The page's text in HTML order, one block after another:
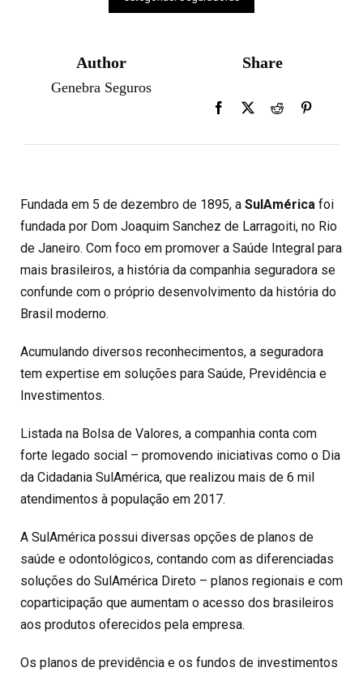
Author
Genebra Seguros
Share
Fundada em 5 de dezembro de 1895, a SulAmérica foi
fundada por Dom Joaquim Sanchez de Larragoiti, no Rio
de Janeiro. Com foco em promover a Saúde Integral para
mais brasileiros, a história da companhia seguradora se
confunde com o próprio desenvolvimento da história do
Brasil moderno.
Acumulando diversos reconhecimentos, a seguradora
tem expertise em soluções para Saúde, Previdência e
Investimentos.
Listada na Bolsa de Valores, a companhia conta com
forte legado social – promovendo iniciativas como o Dia
da Cidadania SulAmérica, que realizou mais de 6 mil
atendimentos à população em 2017.
A SulAmérica possui diversas opções de planos de
saúde e odontológicos, contando com as diferenciadas
soluções do SulAmérica Direto – planos regionais e com
coparticipação que aumentam o acesso dos brasileiros
aos produtos oferecidos pela empresa.
Os planos de previdência e os fundos de investimentos